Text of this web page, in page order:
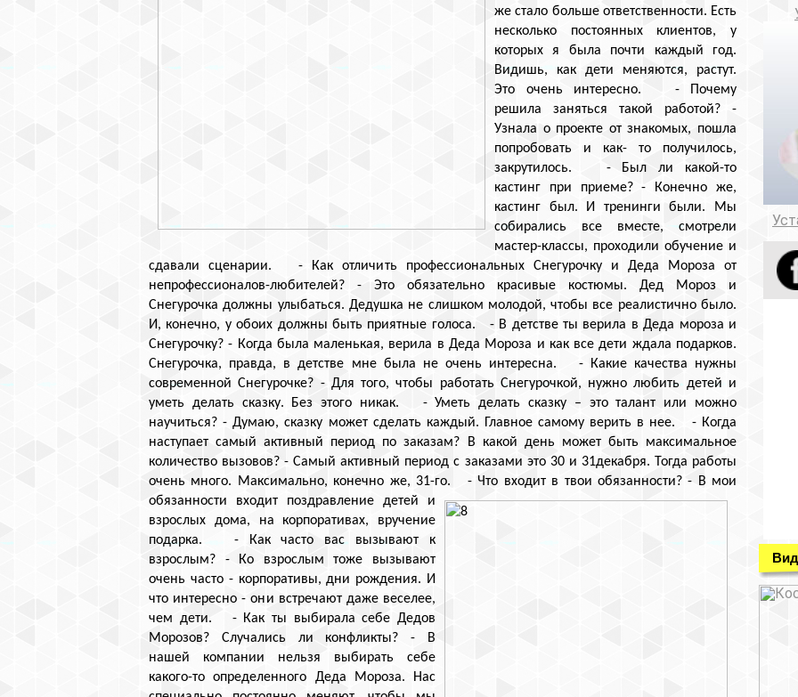
же стало больше ответственности. Есть
несколько постоянных клиентов, у
которых я была почти каждый год.
Видишь, как дети меняются, растут.
Это очень интересно. - Почему
решила заняться такой работой? -
Узнала о проекте от знакомых, пошла
попробовать и как- то получилось,
закрутилось. - Был ли какой-то
кастинг при приеме? - Конечно же,
кастинг был. И тренинги были. Мы
собирались все вместе, смотрели
мастер-классы, проходили обучение и
сдавали сценарии. - Как отличить профессиональных Снегурочку и Деда Мороза от
непрофессионалов-любителей? - Это обязательно красивые костюмы. Дед Мороз и
Снегурочка должны улыбаться. Дедушка не слишком молодой, чтобы все реалистично было.
И, конечно, у обоих должны быть приятные голоса. - В детстве ты верила в Деда мороза и
Снегурочку? - Когда была маленькая, верила в Деда Мороза и как все дети ждала подарков.
Снегурочка, правда, в детстве мне была не очень интересна. - Какие качества нужны
современной Снегурочке? - Для того, чтобы работать Снегурочкой, нужно любить детей и
уметь делать сказку. Без этого никак. - Уметь делать сказку – это талант или можно
научиться? - Думаю, сказку может сделать каждый. Главное самому верить в нее. - Когда
наступает самый активный период по заказам? В какой день может быть максимальное
количество вызовов? - Самый активный период с заказами это 30 и 31декабря. Тогда работы
очень много. Максимально, конечно же, 31-го.
- Что входит в твои обязанности? - В мои
обязанности входит поздравление детей и
взрослых дома, на корпоративах, вручение
подарка. - Как часто вас вызывают к
взрослым? - Ко взрослым тоже вызывают
очень часто - корпоративы, дни рождения. И
что интересно - они встречают даже веселее,
чем дети. - Как ты выбирала себе Дедов
Морозов? Случались ли конфликты? - В
нашей компании нельзя выбирать себе
какого-то определенного Деда Мороза. Нас